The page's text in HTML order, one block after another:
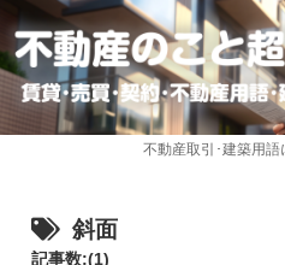
不動産取引･建築用語
斜面
記事数:(1)